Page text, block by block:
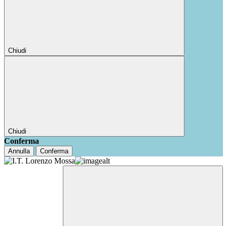
Chiudi
Chiudi
Conferma
Annulla Conferma